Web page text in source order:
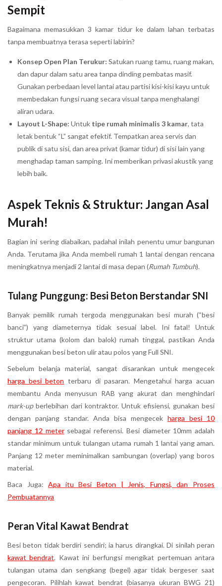
Sempit
Bagaimana memasukkan 3 kamar tidur ke dalam lahan terbatas
tanpa membuatnya terasa seperti labirin?
Konsep Open Plan Terukur: Satukan ruang tamu, ruang makan,
dan dapur dalam satu area tanpa dinding pembatas masif.
Gunakan perbedaan level lantai atau partisi kisi-kisi kayu untuk
membedakan fungsi ruang secara visual tanpa menghalangi
aliran udara.
Layout L-Shape: Untuk tipe rumah minimalis 3 kamar, tata
letak bentuk “L” sangat efektif. Tempatkan area servis dan
publik di satu sisi, dan area privat (kamar tidur) di sisi lain yang
menghadap taman samping. Ini memberikan privasi akustik yang
lebih baik.
Aspek Teknis & Struktur: Jangan Asal
Murah!
Bagian ini sering diabaikan, padahal inilah penentu umur bangunan
Anda. Terutama jika Anda membeli rumah 1 lantai dengan rencana
meningkatnya menjadi 2 lantai di masa depan (Rumah Tumbuh).
Tulang Punggung: Besi Beton Berstandar SNI
Banyak pemilik rumah tergoda menggunakan besi murah (“besi
banci”) yang diameternya tidak sesuai label. Ini fatal! Untuk
struktur utama (kolom dan balok) rumah tinggal, pastikan Anda
menggunakan besi beton ulir atau polos yang Full SNI.
Sebelum belanja material, sangat disarankan untuk mengecek
harga besi beton terbaru di pasaran. Mengetahui harga acuan
membantu Anda menyusun RAB yang akurat dan menghindari
mark-upberlebihan dari kontraktor. Untuk efisiensi, gunakan besi
dengan panjang standar. Anda bisa mengecek harga besi 10
panjang 12 metersebagai referensi. Besi diameter 10mm adalah
standar minimum untuk tulangan utama rumah 1 lantai yang aman.
Panjang 12 meter meminimalkan sambungan (overlap) yang boros
material.
Baca Juga:Apa itu Besi Beton | Jenis, Fungsi, dan Proses
Pembuatannya
Peran Vital Kawat Bendrat
Besi beton tidak berdiri sendiri; ia harus dirangkai. Di sinilah peran
kawat bendrat. Kawat ini berfungsi mengikat pertemuan antara
tulangan utama dan sengkang (begel) agar tidak bergeser saat
pengecoran. Pilihlah kawat bendrat (biasanya ukuran BWG 21)